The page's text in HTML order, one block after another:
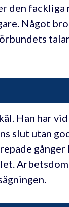
den fackliga
Något
Han har
slut utan